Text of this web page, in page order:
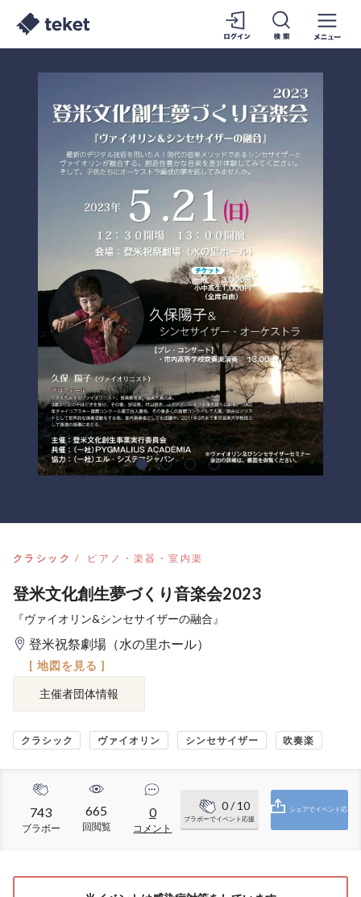
クラシック ピアノ・楽器・室内楽
登米文化創生夢づくり音楽会2023
『ヴァイオリン&シンセサイザーの融合』
登米祝祭劇場（水の里ホール）
[ 地図を見る ]
主催者団体情報
クラシック ヴァイオリン シンセサイザー 吹奏楽
743
ブラボー
665
回閲覧
0
コメント
0/ 10
ブラボーでイベント応援
シェアでイベント応